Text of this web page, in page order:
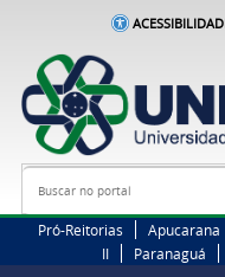
Busca
Pró-Reitorias Apucarana
II
Paranaguá